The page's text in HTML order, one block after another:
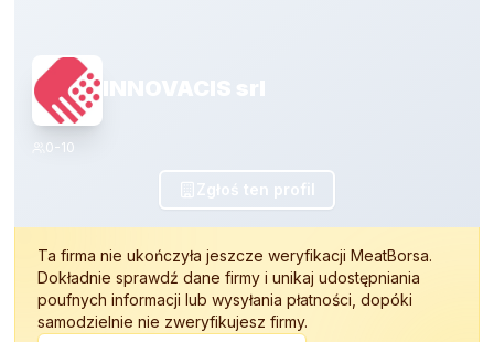
INNOVACIS srl
0-10
Zgłoś ten profil
Ta firma nie ukończyła jeszcze weryfikacji MeatBorsa.
Dokładnie sprawdź dane firmy i unikaj udostępniania
poufnych informacji lub wysyłania płatności, dopóki
samodzielnie nie zweryfikujesz firmy.